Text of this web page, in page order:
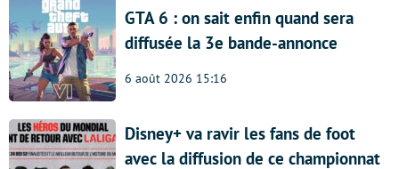
GTA 6 : on sait enfin quand sera
diffusée la 3e bande-annonce
6 août 2026 15:16
Disney+ va ravir les fans de foot
avec la diffusion de ce championnat